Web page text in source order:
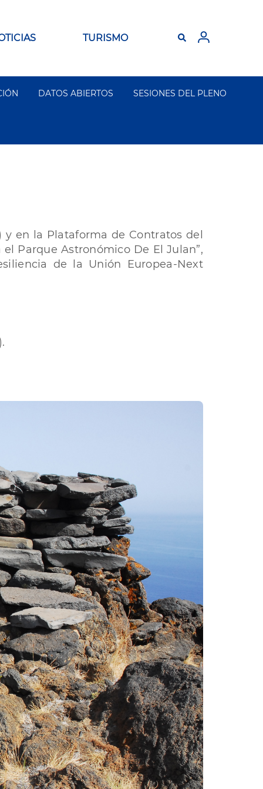
TURISMO
DATOS ABIERTOS SESIONES DEL PLENO
en la Plataforma de Contratos del
Parque Astronómico De El Julan”,
de la Unión Europea-Next